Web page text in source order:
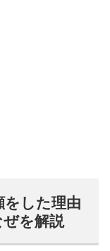
をした理由
ぜを解説